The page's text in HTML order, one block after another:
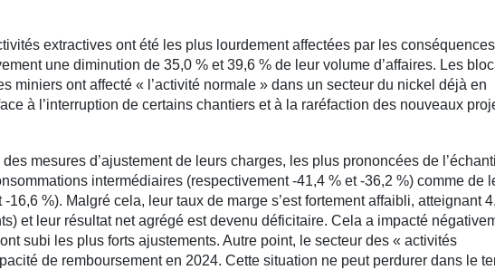
extractives ont été les plus lourdement affectées par les
une diminution de 35,0 % et 39,6 % de leur volume d’affaires. Les
miniers ont affecté « l’activité normale » dans un secteur du nickel déjà en
à l’interruption de certains chantiers et à la raréfaction des nouveaux
mesures d’ajustement de leurs charges, les plus prononcées de
intermédiaires (respectivement -41,4 % et -36,2 %) comme de
16,6 %). Malgré cela, leur taux de marge s’est fortement affaibli, atteignant
et leur résultat net agrégé est devenu déficitaire. Cela a impacté
subi les plus forts ajustements. Autre point, le secteur des « activités
de remboursement en 2024. Cette situation ne peut perdurer dans le